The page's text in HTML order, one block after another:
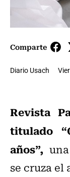
Comparte
Diario Usach
Revista
titulado
años”,
se cruza el